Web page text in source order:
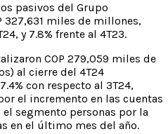
pasivos del Grupo
327,631 miles de millones,
y 7.8% frente al 4T23.
COP 279,059 miles de
al cierre del 4T24
con respecto al 3T24,
el incremento en las cuentas
segmento personas por la
en el último mes del año.